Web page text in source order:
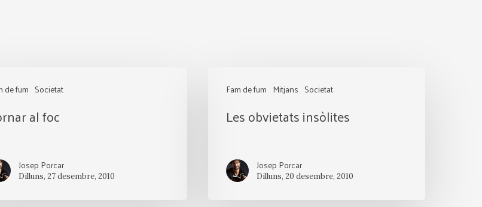
de fum Societat
al foc
Josep Porcar
Dilluns, 27 desembre, 2010
Fam de fum Mitjans Societat
obvietats
insòlites
Les obvietats insòlites
Josep Porcar
Dilluns, 20 desembre, 2010